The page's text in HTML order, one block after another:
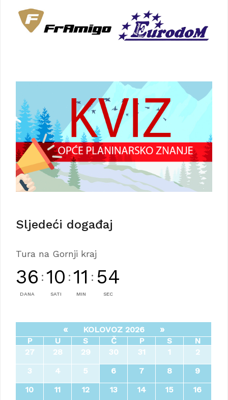
Sljedeći događaj
Tura na Gornji kraj
36
DANA
: 10
SATI
: 11
MIN
: 51
SEC
« KOLOVOZ 2026 »
P U S Č P S
N
27
28 29 30 31 1
2
3
4 5 6 7 8
9
10
11 12 13 14 15
16